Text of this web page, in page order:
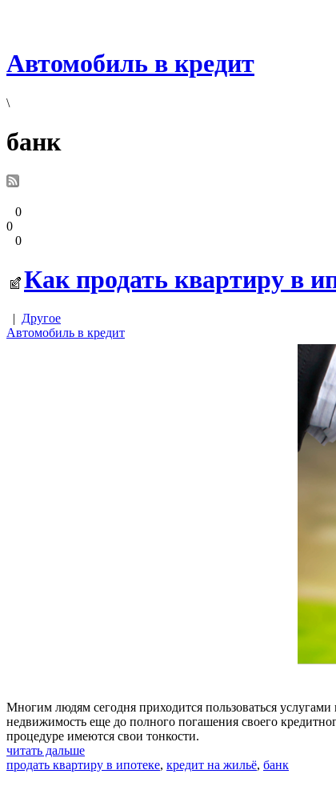
Автомобиль в кредит
\
банк
0
0
0
Как продать квартиру в
| Другое
Автомобиль в кредит
Многим людям сегодня приходится пользоваться
недвижимость еще до полного погашения своего
процедуре имеются свои тонкости.
читать дальше
продать квартиру в ипотеке, кредит на жильё, банк